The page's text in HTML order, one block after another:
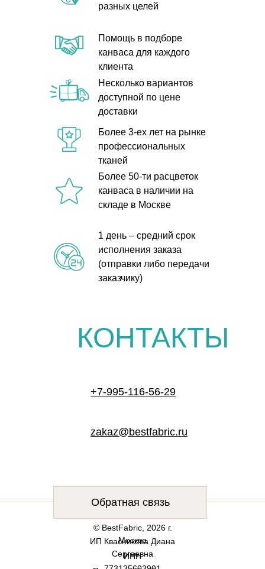
Обратная связь
zakaz@bestfabric.ru
© BestFabric, 2026 г.
Москва
ИП Квасникова Диана
Сергеевна
ИНН
+7-995-116-56-29
КОНТАКТЫ
разных целей
Помощь в подборе
канваса для каждого
клиента
Несколько вариантов
доступной по цене
доставки
Более 3-ех лет на рынке
профессиональных
тканей
Более 50-ти расцветок
канваса в наличии на
складе в Москве
1 день – средний срок
исполнения заказа
(отправки либо передачи
заказчику)